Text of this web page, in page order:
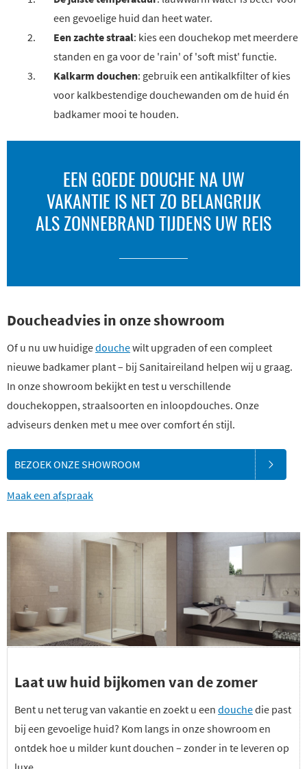
een gevoelige huid dan heet water.
Een zachte straal: kies een douchekop met meerdere
standen en ga voor de 'rain' of 'soft mist' functie.
Kalkarm douchen: gebruik een antikalkfilter of kies
voor kalkbestendige douchewanden om de huid én
badkamer mooi te houden.
EEN GOEDE DOUCHE NA UW
VAKANTIE IS NET ZO BELANGRIJK
ALS ZONNEBRAND TIJDENS UW REIS
Doucheadvies in onze showroom
Of u nu uw huidigedouchewilt upgraden of een compleet
nieuwe badkamer plant – bij Sanitaireiland helpen wij u graag.
In onze showroom bekijkt en test u verschillende
douchekoppen, straalsoorten en inloopdouches. Onze
adviseurs denken met u mee over comfort én stijl.
BEZOEK ONZE SHOWROOM
Maak een afspraak
Laat uw huid bijkomen van de zomer
Bent u net terug van vakantie en zoekt u een douchedie past
bij een gevoelige huid? Kom langs in onze showroom en
ontdek hoe u milder kunt douchen – zonder in te leveren op